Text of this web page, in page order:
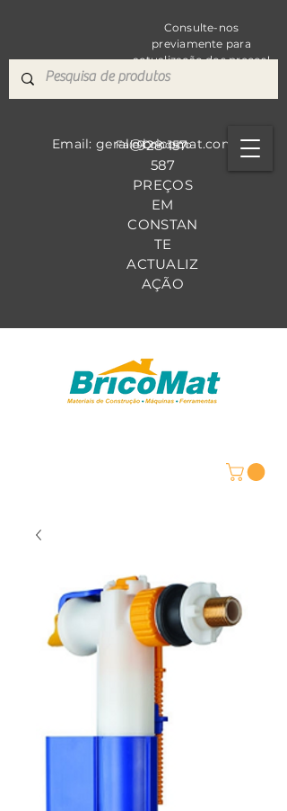
Consulte-nos
previamente para
actualização dos preços!
928 157
587
PREÇOS
EM
CONSTAN
TE
ACTUALIZ
AÇÃO
Fale Conosco
Email: geral@bricomat.com